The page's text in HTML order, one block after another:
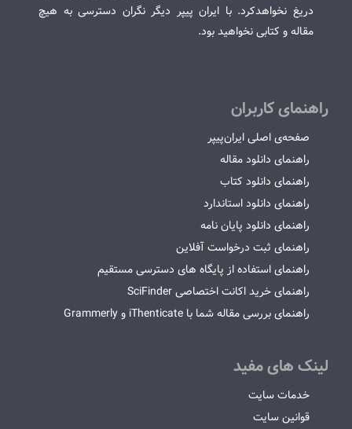
دریغ نخواهدکرد. با ایران پیپر دیگر نگران دسترسی به هیچ
مقاله و کتابی نخواهید بود.
راهنمای کاربران
صفحه‌ی اصلی ایران‌پیپر
راهنمای دانلود مقاله
راهنمای دانلود کتاب
راهنمای دانلود استاندارد
راهنمای دانلود پایان نامه
راهنمای ثبت درخواست آفلاین
راهنمای استفاده از پایگاه های دسترسی مستقیم
راهنمای خرید اکانت اختصاصی SciFinder
راهنمای بررسی مقاله شما با iThenticate و Grammerly
لینک های مفید
خدمات سایت
قوانین سایت